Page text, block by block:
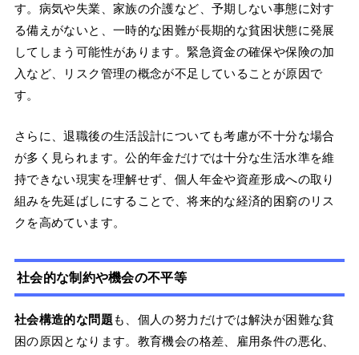
す。病気や失業、家族の介護など、予期しない事態に対す
る備えがないと、一時的な困難が長期的な貧困状態に発展
してしまう可能性があります。緊急資金の確保や保険の加
入など、リスク管理の概念が不足していることが原因で
す。
さらに、退職後の生活設計についても考慮が不十分な場合
が多く見られます。公的年金だけでは十分な生活水準を維
持できない現実を理解せず、個人年金や資産形成への取り
組みを先延ばしにすることで、将来的な経済的困窮のリス
クを高めています。
社会的な制約や機会の不平等
社会構造的な問題も、個人の努力だけでは解決が困難な貧
困の原因となります。教育機会の格差、雇用条件の悪化、